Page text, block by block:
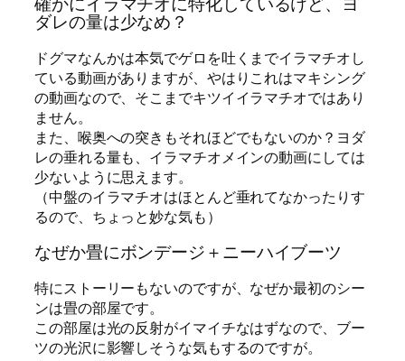
ダレの量は少なめ？
ドグマなんかは本気でゲロを吐くまでイラマチオし
ている動画がありますが、やはりこれはマキシング
の動画なので、そこまでキツイイラマチオではあり
ません。
また、喉奥への突きもそれほどでもないのか？ヨダ
レの垂れる量も、イラマチオメインの動画にしては
少ないように思えます。
（中盤のイラマチオはほとんど垂れてなかったりす
るので、ちょっと妙な気も）
なぜか畳にボンデージ＋ニーハイブーツ
特にストーリーもないのですが、なぜか最初のシー
ンは畳の部屋です。
この部屋は光の反射がイマイチなはずなので、ブー
ツの光沢に影響しそうな気もするのですが。